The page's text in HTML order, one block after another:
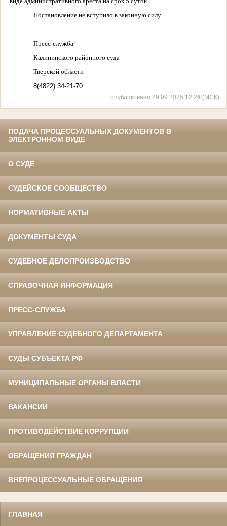
Постановление не вступило в законную силу.
Пресс-служба
Калининского районного суда
Тверской области
8(4822) 34-21-70
опубликовано 29.09.2025 12:24 (МСК)
ПОДАЧА ПРОЦЕССУАЛЬНЫХ ДОКУМЕНТОВ В
ЭЛЕКТРОННОМ ВИДЕ
О СУДЕ
СУДЕЙСКОЕ СООБЩЕСТВО
НОРМАТИВНЫЕ АКТЫ
ДОКУМЕНТЫ СУДА
СУДЕБНОЕ ДЕЛОПРОИЗВОДСТВО
СПРАВОЧНАЯ ИНФОРМАЦИЯ
ПРЕСС-СЛУЖБА
УПРАВЛЕНИЕ СУДЕБНОГО ДЕПАРТАМЕНТА
СУДЫ СУБЪЕКТА РФ
МУНИЦИПАЛЬНЫЕ ОРГАНЫ ВЛАСТИ
ВАКАНСИИ
ПРОТИВОДЕЙСТВИЕ КОРРУПЦИИ
ОБРАЩЕНИЯ ГРАЖДАН
ВНЕПРОЦЕССУАЛЬНЫЕ ОБРАЩЕНИЯ
ГЛАВНАЯ